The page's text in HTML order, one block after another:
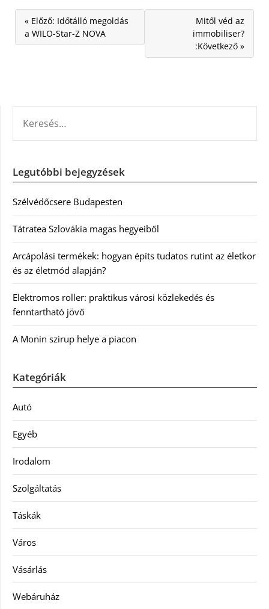
« Előző: Időtálló megoldás
a WILO-Star-Z NOVA
Mitől véd az
immobiliser?
:Következő »
Legutóbbi bejegyzések
Szélvédőcsere Budapesten
Tátratea Szlovákia magas hegyeiből
Arcápolási termékek: hogyan építs tudatos rutint az életkor
és az életmód alapján?
Elektromos roller: praktikus városi közlekedés és
fenntartható jövő
A Monin szirup helye a piacon
Kategóriák
Autó
Egyéb
Irodalom
Szolgáltatás
Táskák
Város
Vásárlás
Webáruház